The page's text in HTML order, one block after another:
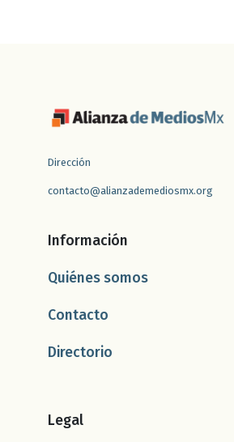
Dirección
contacto@alianzademediosmx.org
Información
Quiénes somos
Contacto
Directorio
Legal